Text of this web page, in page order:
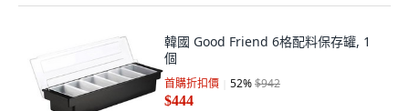
韓國 Good Friend 6格配料保存罐, 1
個
首購折扣價 52%$942
$444